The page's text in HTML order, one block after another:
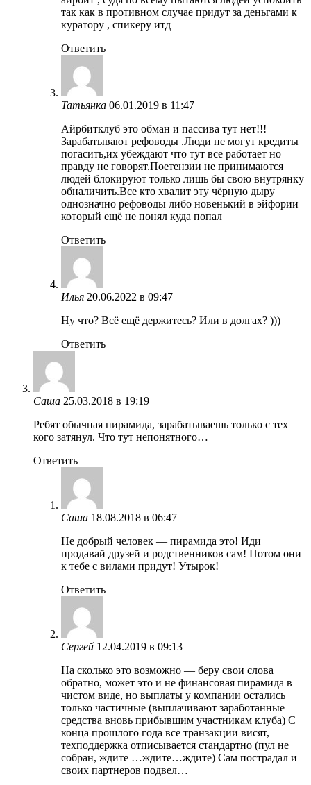
так как в противном случае придут за деньгами к
куратору , спикеру итд
Ответить
Татьянка 06.01.2019 в 11:47
Айрбитклуб это обман и пассива тут нет!!!
Зарабатывают рефоводы .Люди не могут кредиты
погасить,их убеждают что тут все работает но
правду не говорят.Поетензии не принимаются
людей блокируют только лишь бы свою внутрянку
обналичить.Все кто хвалит эту чёрную дыру
однозначно рефоводы либо новенький в эйфории
который ещё не понял куда попал
Ответить
Илья 20.06.2022 в 09:47
Ну что? Всё ещё держитесь? Или в долгах? )))
Ответить
Саша 25.03.2018 в 19:19
Ребят обычная пирамида, зарабатываешь только с тех
кого затянул. Что тут непонятного…
Ответить
Саша 18.08.2018 в 06:47
Не добрый человек — пирамида это! Иди
продавай друзей и родственников сам! Потом они
к тебе с вилами придут! Утырок!
Ответить
Сергей 12.04.2019 в 09:13
На сколько это возможно — беру свои слова
обратно, может это и не финансовая пирамида в
чистом виде, но выплаты у компании остались
только частичные (выплачивают заработанные
средства вновь прибывшим участникам клуба) С
конца прошлого года все транзакции висят,
техподдержка отписывается стандартно (пул не
собран, ждите …ждите…ждите) Сам пострадал и
своих партнеров подвел…